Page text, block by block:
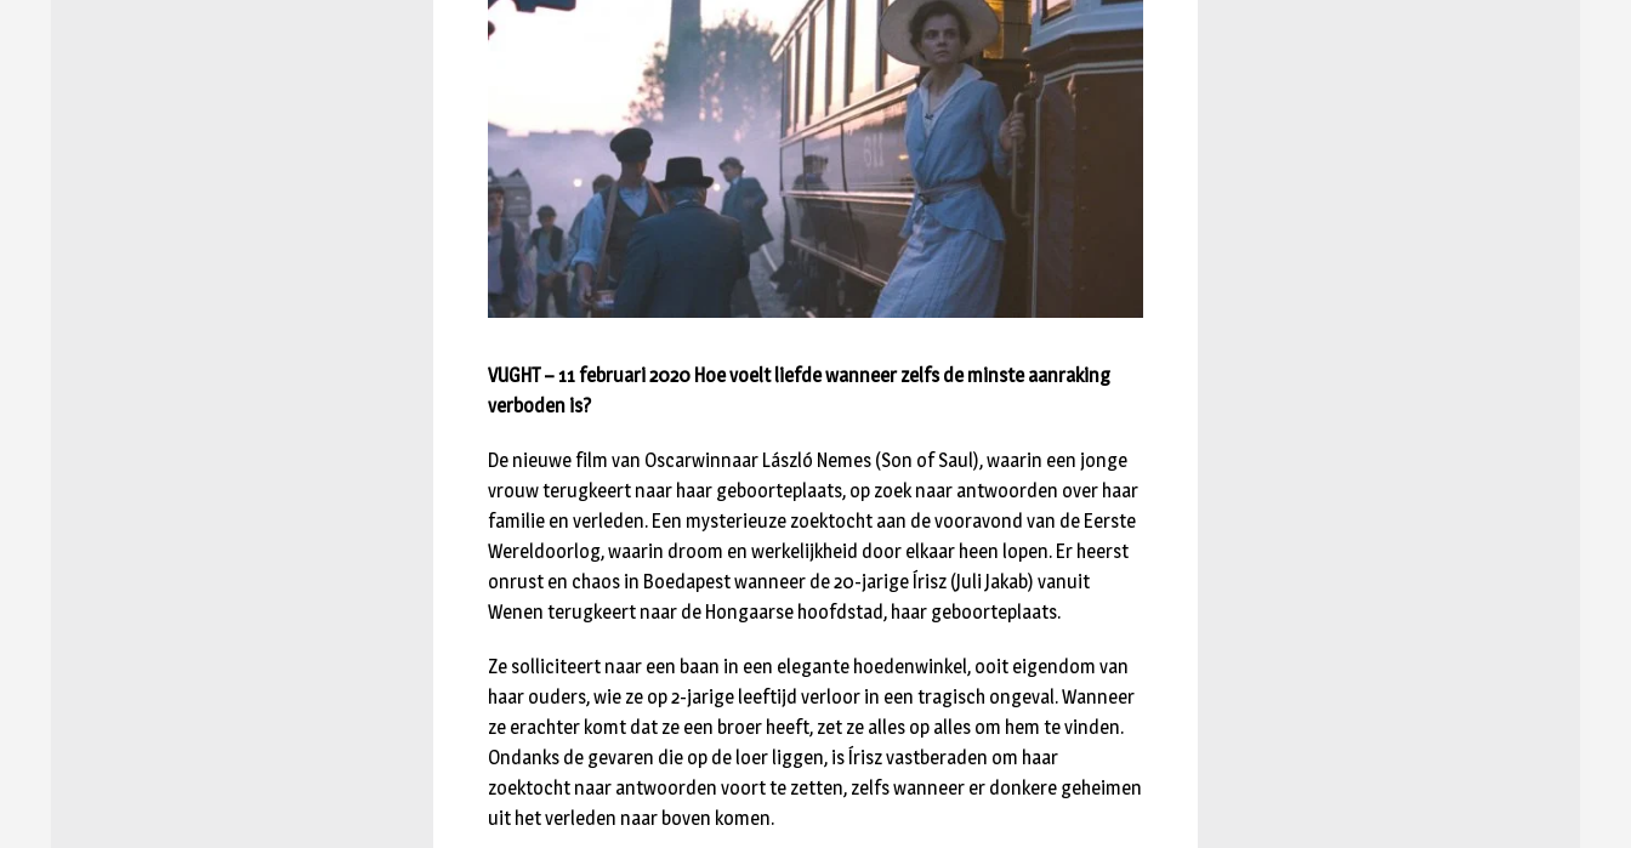
VUGHT – 11 februari 2020 Hoe voelt liefde wanneer zelfs de minste aanraking
verboden is?
De nieuwe film van Oscarwinnaar László Nemes (Son of Saul), waarin een jonge
vrouw terugkeert naar haar geboorteplaats, op zoek naar antwoorden over haar
familie en verleden. Een mysterieuze zoektocht aan de vooravond van de Eerste
Wereldoorlog, waarin droom en werkelijkheid door elkaar heen lopen. Er heerst
onrust en chaos in Boedapest wanneer de 20-jarige Írisz (Juli Jakab) vanuit
Wenen terugkeert naar de Hongaarse hoofdstad, haar geboorteplaats.
Ze solliciteert naar een baan in een elegante hoedenwinkel, ooit eigendom van
haar ouders, wie ze op 2-jarige leeftijd verloor in een tragisch ongeval. Wanneer
ze erachter komt dat ze een broer heeft, zet ze alles op alles om hem te vinden.
Ondanks de gevaren die op de loer liggen, is Írisz vastberaden om haar
zoektocht naar antwoorden voort te zetten, zelfs wanneer er donkere geheimen
uit het verleden naar boven komen.